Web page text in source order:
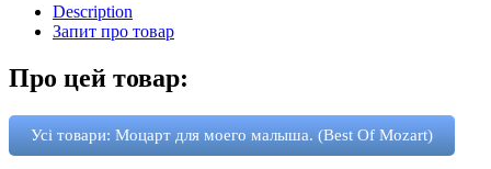
Description
Запит про товар
Про цей товар:
Усі товари: Моцарт для моего малыша. (Best Of Mozart)